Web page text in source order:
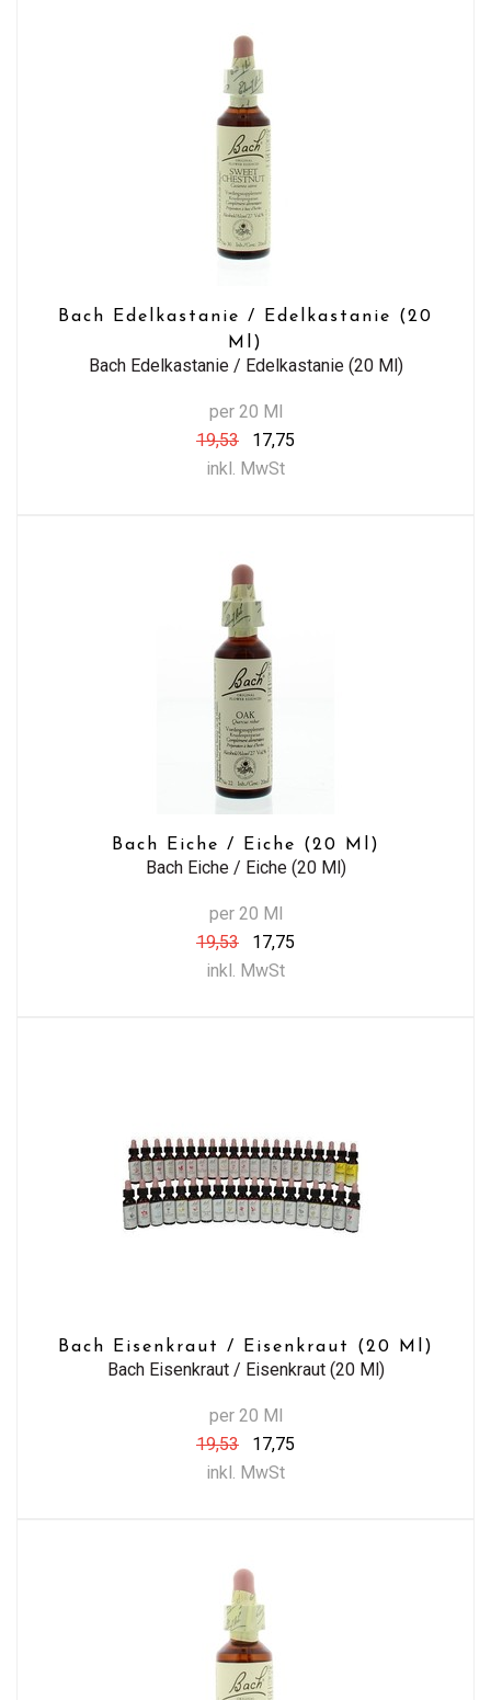
Bach Edelkastanie / Edelkastanie (20
Ml)
Bach Edelkastanie / Edelkastanie (20 Ml)
per 20 Ml
19,53
17,75
inkl. MwSt
Bach Eiche / Eiche (20 Ml)
Bach Eiche / Eiche (20 Ml)
per 20 Ml
19,53
17,75
inkl. MwSt
Bach Eisenkraut / Eisenkraut (20 Ml)
Bach Eisenkraut / Eisenkraut (20 Ml)
per 20 Ml
19,53
17,75
inkl. MwSt